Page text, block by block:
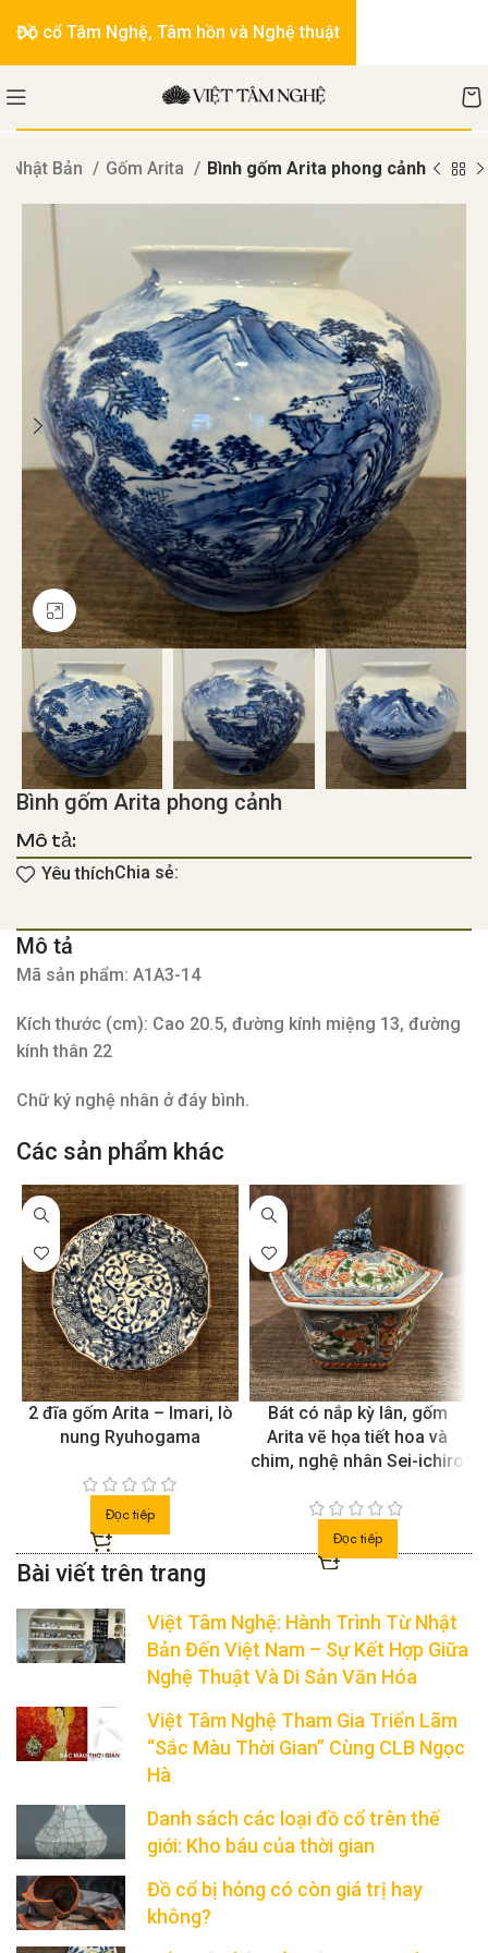
Nhật Bản Gốm Arita Bình gốm Arita phong cảnh
Click to enlarge
Bình gốm Arita phong cảnh
Mô tả:
Yêu thíchChia sẻ:
Mô tả
Mã sản phẩm: A1A3-14
Kích thước (cm): Cao 20.5, đường kính miệng 13, đường
kính thân 22
Chữ ký nghệ nhân ở đáy bình.
Các sản phẩm khác
2 đĩa gốm Arita – Imari, lò
nung Ryuhogama
Đọc tiếp
Bát có nắp kỳ lân, gốm
Arita vẽ họa tiết hoa và
chim, nghệ nhân Sei-ichiro
Đọc tiếp
Việt Tâm Nghệ: Hành Trình Từ Nhật
Bản Đến Việt Nam – Sự Kết Hợp Giữa
Nghệ Thuật Và Di Sản Văn Hóa
Việt Tâm Nghệ Tham Gia Triển Lãm
“Sắc Màu Thời Gian” Cùng CLB Ngọc
Hà
Danh sách các loại đồ cổ trên thế
giới: Kho báu của thời gian
Đồ cổ bị hỏng có còn giá trị hay
không?
Đồ cổ Tâm Nghệ, Tâm hồn và Nghệ thuật